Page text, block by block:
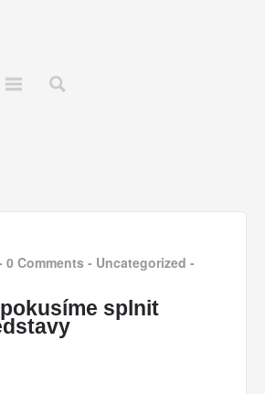
0 Comments - Uncategorized -
splnit